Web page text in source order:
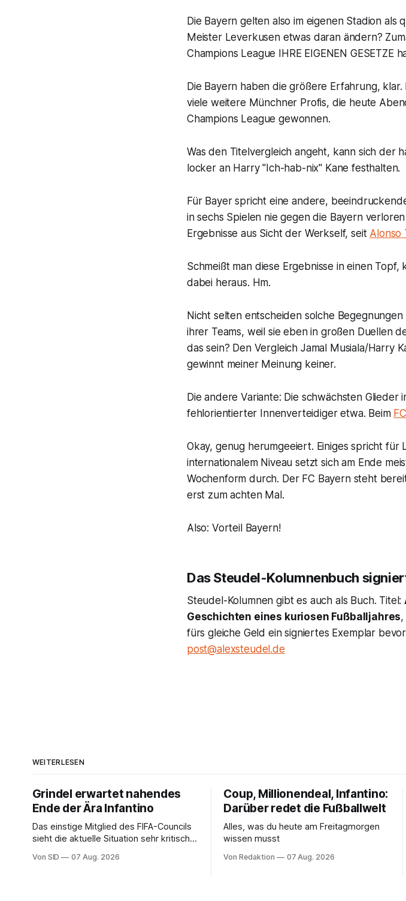
Die Bayern gelten also im eigenen Stadion als
Meister Leverkusen etwas daran ändern?
Champions League IHRE EIGENEN GESETZE
Die Bayern haben die größere Erfahrung,
viele weitere Münchner Profis, die heute
Champions League gewonnen.
Was den Titelvergleich angeht, kann sich der
locker an Harry "Ich-hab-nix" Kane festhalten.
Für Bayer spricht eine andere,
in sechs Spielen nie gegen die Bayern
Ergebnisse aus Sicht der Werkself, seit Alonso
Schmeißt man diese Ergebnisse in einen
dabei heraus. Hm.
Nicht selten entscheiden solche Begegnungen
ihrer Teams, weil sie eben in großen Duellen
das sein? Den Vergleich Jamal Musiala/Harry
gewinnt meiner Meinung keiner.
Die andere Variante: Die schwächsten Glieder
fehlorientierter Innenverteidiger etwa. Beim
Okay, genug herumgeeiert. Einiges spricht
internationalem Niveau setzt sich am Ende
Wochenform durch. Der FC Bayern steht
erst zum achten Mal.
Also: Vorteil Bayern!
Das Steudel-Kolumnenbuch
Steudel-Kolumnen gibt es auch als Buch. Titel:
Geschichten eines kuriosen Fußballjahres,
fürs gleiche Geld ein signiertes Exemplar
post@alexsteudel.de
WEITERLESEN
Grindel erwartet nahendes
Ende der Ära Infantino
Das einstige Mitglied des FIFA-Councils
sieht die aktuelle Situation sehr kritisch
Von SID 07 Aug. 2026
Coup, Millionendeal, Infantino:
Darüber redet die Fußballwelt
Alles, was du heute am Freitagmorgen
wissen musst
Von Redaktion 07 Aug. 2026